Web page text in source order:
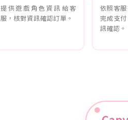
提供遊戲角色資訊給客
服，核對資訊確認訂單。
依照客
完成支
訊確認。